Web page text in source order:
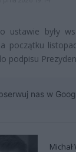
ustawie były
początku
podpisu
nas w